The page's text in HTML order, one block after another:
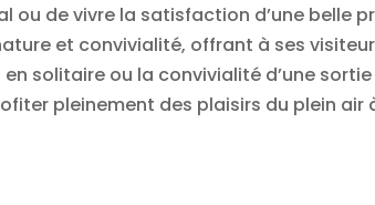
ou de vivre la satisfaction d’une belle
et convivialité, offrant à ses
solitaire ou la convivialité d’une
pleinement des plaisirs du plein air